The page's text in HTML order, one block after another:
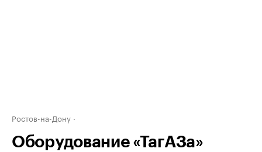
Ростов-на-Дону
Оборудование «ТагАЗа»